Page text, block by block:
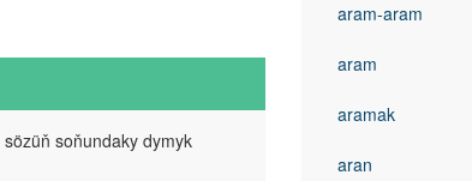
soňundaky dymyk
aram-aram
aram
aramak
aran